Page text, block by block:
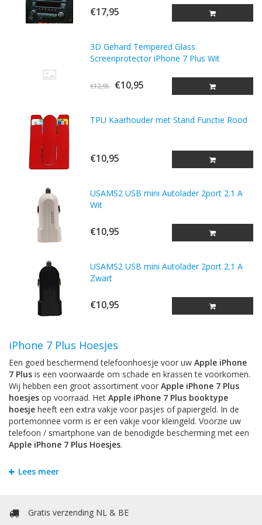
€17,95
3D Gehard Tempered Glass
Screenprotector iPhone 7 Plus Wit
€12,95 €10,95
TPU Kaarhouder met Stand Functie Rood
€10,95
USAMS2 USB mini Autolader 2port 2.1 A
Wit
€10,95
USAMS2 USB mini Autolader 2port 2.1 A
Zwart
€10,95
iPhone 7 Plus Hoesjes
Een goed beschermend telefoonhoesje voor uw Apple iPhone
7 Plus is een voorwaarde om schade en krassen te voorkomen.
Wij hebben een groot assortiment voor Apple iPhone 7 Plus
hoesjes op voorraad. Het Apple iPhone 7 Plus booktype
hoesje heeft een extra vakje voor pasjes of papiergeld. In de
portemonnee vorm is er een vakje voor kleingeld. Voorzie uw
telefoon / smartphone van de benodigde bescherming met een
Apple iPhone 7 Plus Hoesjes.
Het
Apple iPhone 7 Plus booktype hoesje
Lees meer
Gratis verzending NL & BE